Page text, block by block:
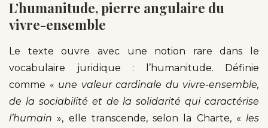
L’humanitude, pierre angulaire du
vivre-ensemble
Le texte ouvre avec une notion rare dans le
vocabulaire juridique : l’humanitude. Définie
comme « une valeur cardinale du vivre-ensemble,
de la sociabilité et de la solidarité qui caractérise
l’humain », elle transcende, selon la Charte, « les